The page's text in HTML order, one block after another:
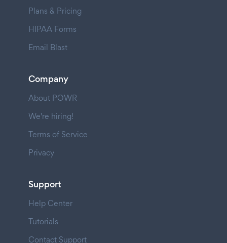
Plans & Pricing
HIPAA Forms
Email Blast
Company
About POWR
We're hiring!
Terms of Service
Privacy
Support
Help Center
Tutorials
Contact Support